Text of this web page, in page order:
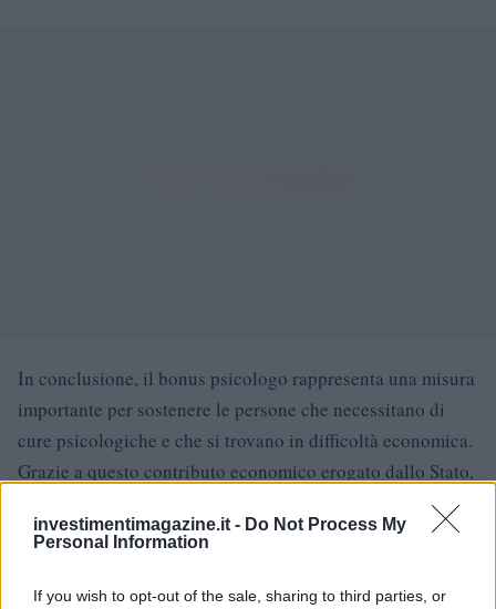
investimentimagazine.it - Do Not Process My
Personal Information
If you wish to opt-out of the sale, sharing to third parties, or
In conclusione, il bonus psicologo rappresenta una misura
importante per sostenere le persone che necessitano di
cure psicologiche e che si trovano in difficoltà economica.
Grazie a questo contributo economico erogato dallo Stato,
psicologiche e migliorare il proprio benessere mentale.
previsti dalla normativa potrebbero subire delle variazioni